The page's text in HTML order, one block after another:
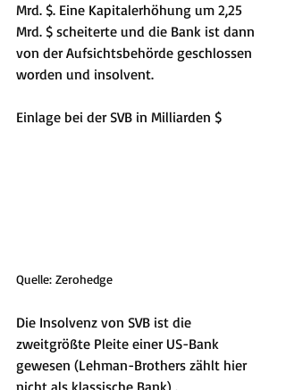
Mrd. $. Eine Kapitalerhöhung um 2,25
Mrd. $ scheiterte und die Bank ist dann
von der Aufsichtsbehörde geschlossen
worden und insolvent.
Einlage bei der SVB in Milliarden $
Quelle: Zerohedge
Die Insolvenz von SVB ist die
zweitgrößte Pleite einer US-Bank
gewesen (Lehman-Brothers zählt hier
nicht als klassische Bank) .